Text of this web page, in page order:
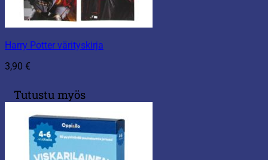
Harry Potter värityskirja
3,90 €
Tutustu myös